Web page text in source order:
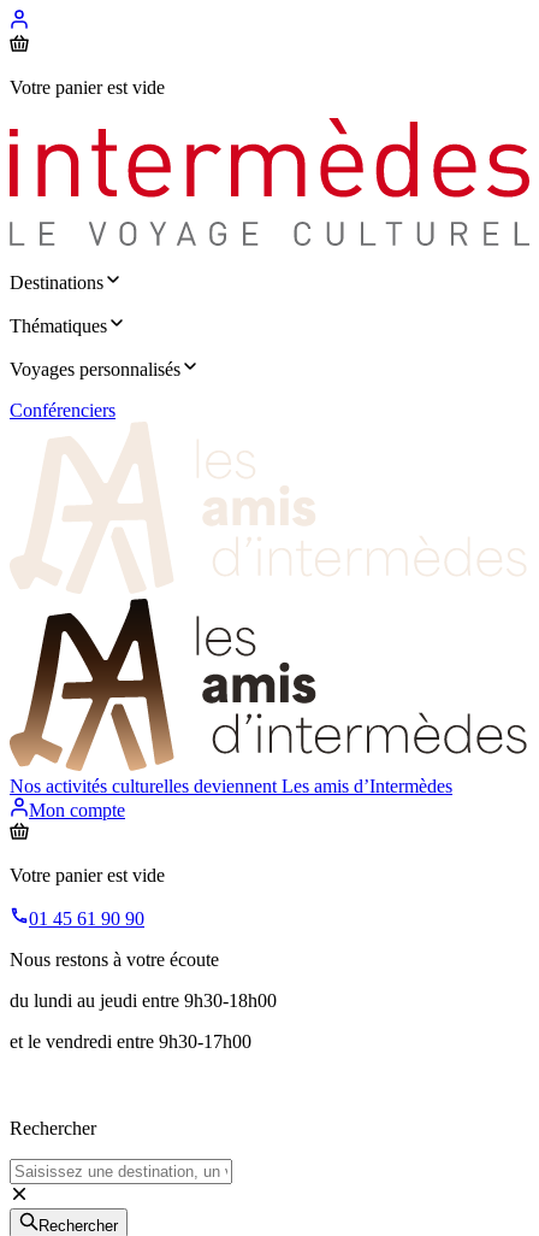
Votre panier est vide
Destinations
Thématiques
Voyages personnalisés
Conférenciers
Nos activités culturelles deviennent Les amis d’Intermèdes
Mon compte
Votre panier est vide
01 45 61 90 90
Nous restons à votre écoute
du lundi au jeudi entre 9h30-18h00
et le vendredi entre 9h30-17h00
Rechercher
Rechercher